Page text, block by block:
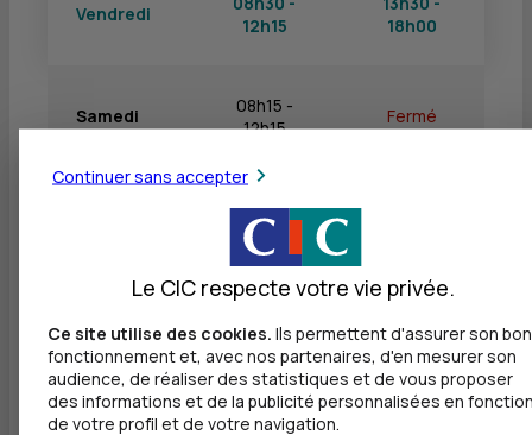
Vendredi
12h15
18h00
Samedi
08h15 -
12h15
Fermé
Fermé
Autres agences les plus proches
CIC SAINT AVOLD
à 10 km
Continuer sans accepter
Le CIC respecte votre vie privée.
Ce site utilise des cookies. Ils permettent d'assurer son bon
fonctionnement et, avec nos partenaires, d'en mesurer son
audience, de réaliser des statistiques et de vous proposer
des informations et de la publicité personnalisées en
de votre profil et de votre navigation.